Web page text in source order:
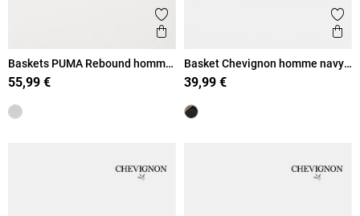
Ajouter aux favoris
Aperçu rapide
Baskets PUMA Rebound homme
(41-46)
55,99 €
Basket Chevignon homme navy
(41-46)
39,99 €